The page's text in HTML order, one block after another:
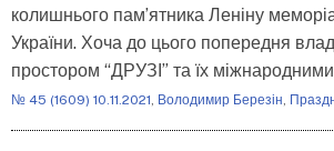
колишнього пам’ятника Леніну
України. Хоча до цього попередня
простором “ДРУЗІ” та їх
№ 45 (1609) 10.11.2021, Володимир Березін,